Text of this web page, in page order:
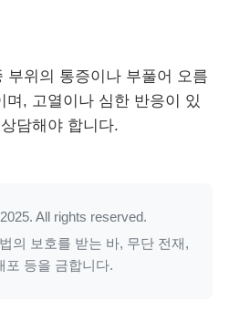
부위의 통증이나 부풀어 오름
며, 고열이나 심한 반응이 있
담해야 합니다.
All rights reserved.
의 보호를 받는 바, 무단 전재,
포 등을 금합니다.